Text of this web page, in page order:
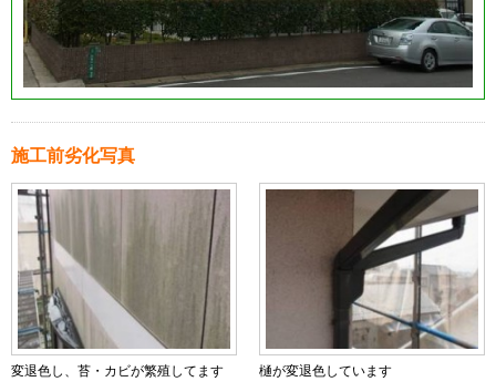
施工前劣化写真
変退色し、苔・カビが繁殖してます 樋が変退色しています